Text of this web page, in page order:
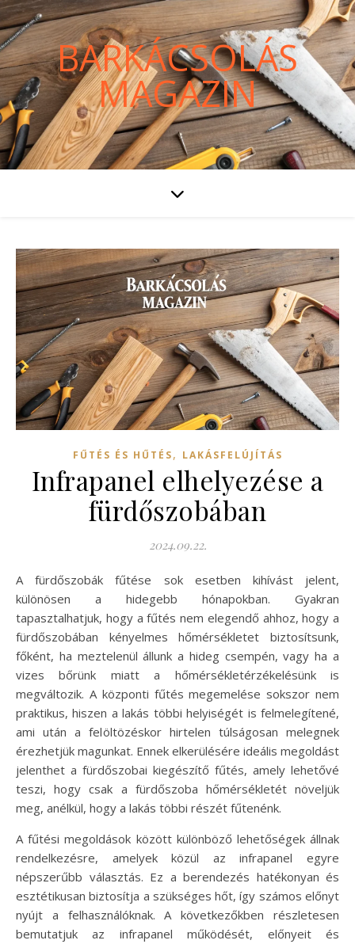
BARKÁCSOLÁS
MAGAZIN
FŰTÉS ÉS HŰTÉS, LAKÁSFELÚJÍTÁS
Infrapanel elhelyezése a
fürdőszobában
2024.09.22.
A fürdőszobák fűtése sok esetben kihívást jelent,
különösen a hidegebb hónapokban. Gyakran
tapasztalhatjuk, hogy a fűtés nem elegendő ahhoz, hogy a
fürdőszobában kényelmes hőmérsékletet biztosítsunk,
főként, ha meztelenül állunk a hideg csempén, vagy ha a
vizes bőrünk miatt a hőmérsékletérzékelésünk is
megváltozik. A központi fűtés megemelése sokszor nem
praktikus, hiszen a lakás többi helyiségét is felmelegítené,
ami után a felöltözéskor hirtelen túlságosan melegnek
érezhetjük magunkat. Ennek elkerülésére ideális megoldást
jelenthet a fürdőszobai kiegészítő fűtés, amely lehetővé
teszi, hogy csak a fürdőszoba hőmérsékletét növeljük
meg, anélkül, hogy a lakás többi részét fűtenénk.
A fűtési megoldások között különböző lehetőségek állnak
rendelkezésre, amelyek közül az infrapanel egyre
népszerűbb választás. Ez a berendezés hatékonyan és
esztétikusan biztosítja a szükséges hőt, így számos előnyt
nyújt a felhasználóknak. A következőkben részletesen
bemutatjuk az infrapanel működését, előnyeit és